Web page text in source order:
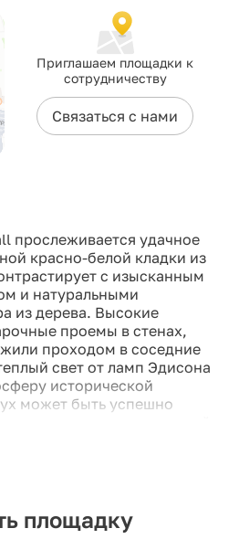
Приглашаем площадки к
сотрудничеству
Связаться с нами
прослеживается удачное
красно-белой кладки из
с изысканным
и натуральными
из дерева. Высокие
проемы в стенах,
проходом в соседние
свет от ламп Эдисона
исторической
может быть успешно
важность и
площадку